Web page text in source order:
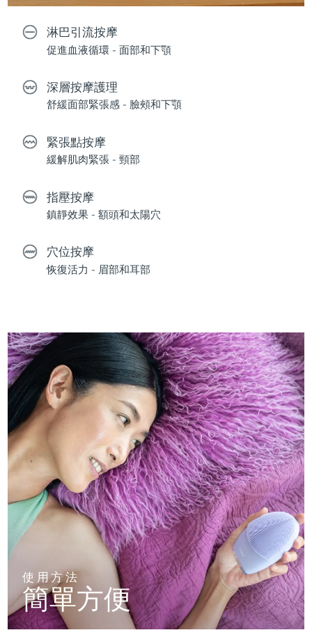
淋巴引流按摩
促進血液循環 - 面部和下顎
深層按摩護理
舒緩面部緊張感 - 臉頰和下顎
緊張點按摩
緩解肌肉緊張 - 頸部
指壓按摩
鎮靜效果 - 額頭和太陽穴
穴位按摩
恢復活力 - 眉部和耳部
使用方法
簡單方便